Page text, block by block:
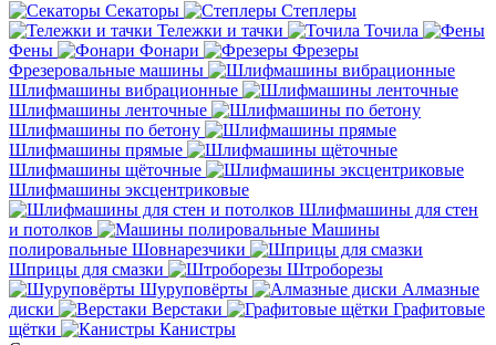
Секаторы
Степлеры
Тележки и тачки
Точила
Фены
Фонари
Фрезеры
Фрезеровальные машины
Шлифмашины вибрационные
Шлифмашины ленточные
Шлифмашины по бетону
Шлифмашины прямые
Шлифмашины щёточные
Шлифмашины эксцентриковые
Шлифмашины для стен
и потолков
Машины
полировальные Шовнарезчики
Шприцы для смазки
Штроборезы
Шуруповёрты
Алмазные
диски
Верстаки
Графитовые
щётки
Канистры